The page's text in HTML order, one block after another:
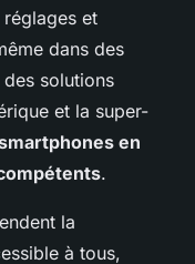
et
dans des
solutions
et la super-
en
.
la
à tous,